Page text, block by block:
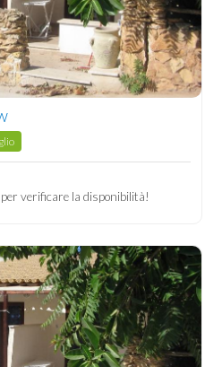
verificare la disponibilità!